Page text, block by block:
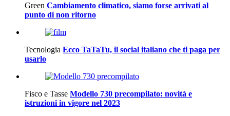
Green Cambiamento climatico, siamo forse arrivati al
punto di non ritorno
Tecnologia Ecco TaTaTu, il social italiano che ti paga per
usarlo
Fisco e Tasse Modello 730 precompilato: novità e
istruzioni in vigore nel 2023